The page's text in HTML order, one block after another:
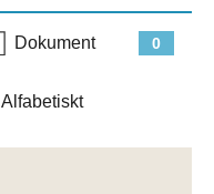
0
Dokument
Alfabetiskt